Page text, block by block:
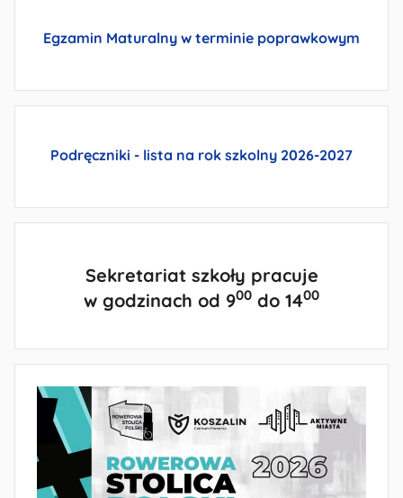
e
i
Egzamin Maturalny w terminie poprawkowym
Podręczniki - lista na rok szkolny 2026-2027
Sekretariat szkoły pracuje
w godzinach od 900 do 1400